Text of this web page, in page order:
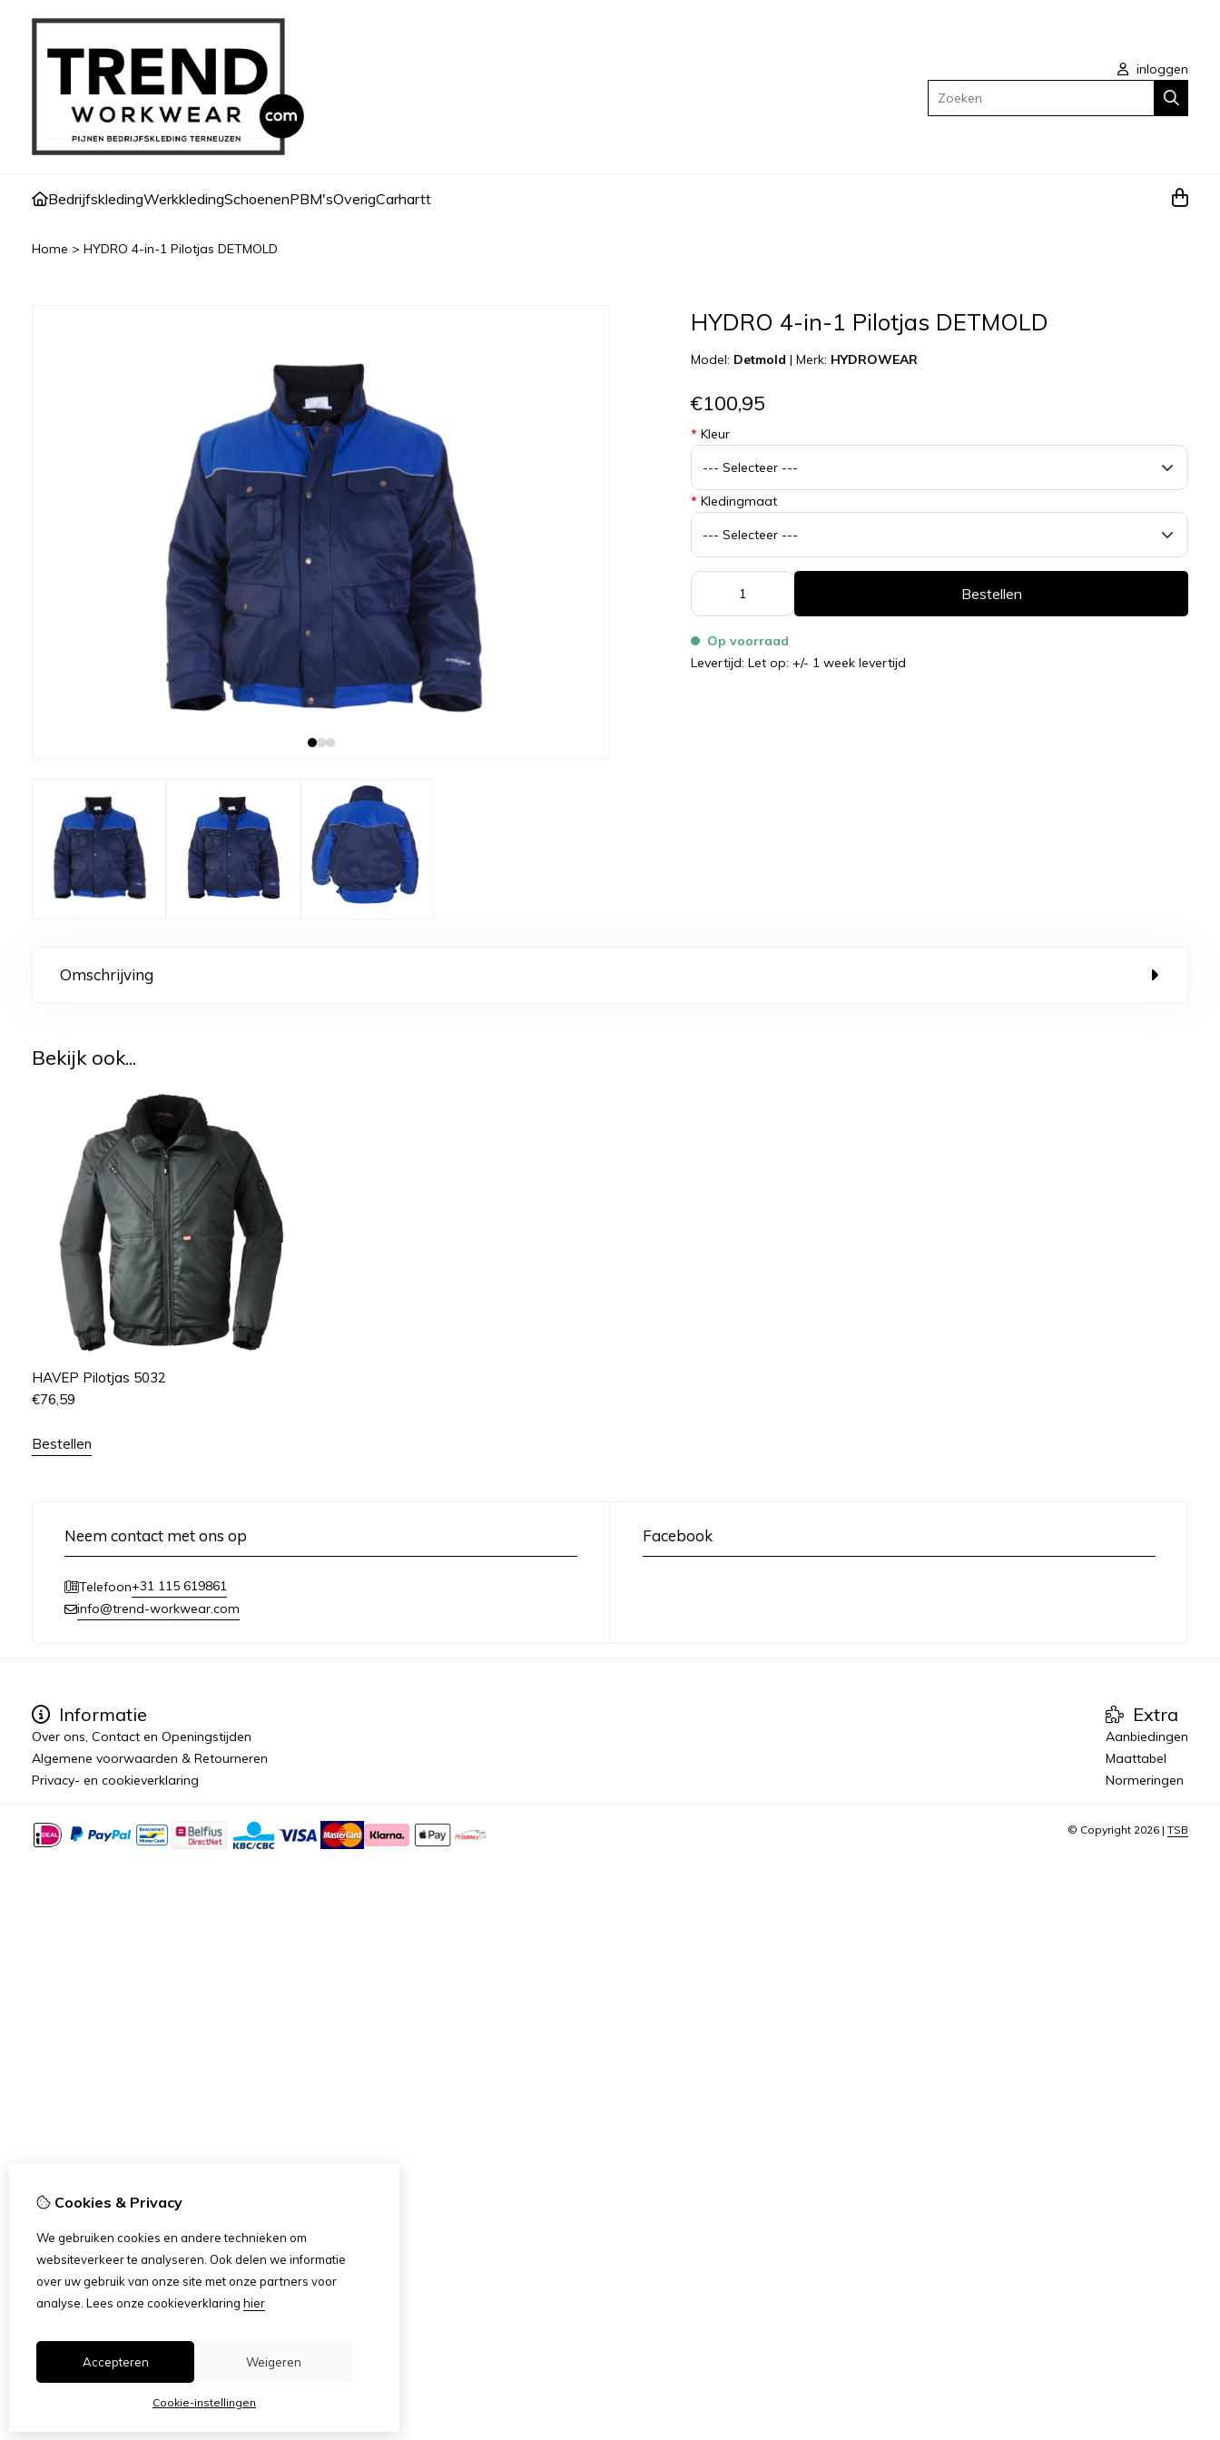
inloggen
BedrijfskledingWerkkledingSchoenenPBM'sOverigCarhartt
Home > HYDRO 4-in-1 Pilotjas DETMOLD
HYDRO 4-in-1 Pilotjas DETMOLD
Model: Detmold |Merk: HYDROWEAR
€100,95
* Kleur
* Kledingmaat
Bestellen
Op voorraad
Levertijd: Let op: +/- 1 week levertijd
Omschrijving
Bekijk ook...
HAVEP Pilotjas 5032
€76,59
Bestellen
Neem contact met ons op
Telefoon+31 115 619861
info@trend-workwear.com
Facebook
Informatie
Over ons, Contact en Openingstijden
Algemene voorwaarden & Retourneren
Privacy- en cookieverklaring
Extra
Aanbiedingen
Maattabel
Normeringen
© Copyright 2026 | TSB
Cookies & Privacy
We gebruiken cookies en andere technieken om
websiteverkeer te analyseren. Ook delen we informatie
over uw gebruik van onze site met onze partners voor
analyse. Lees onze cookieverklaring hier
Accepteren Weigeren
Cookie-instellingen